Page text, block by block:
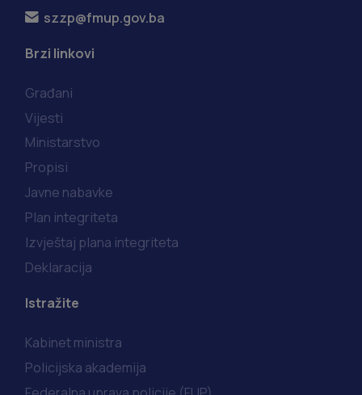
szzp@fmup.gov.ba
Brzi linkovi
Građani
Vijesti
Ministarstvo
Propisi
Javne nabavke
Plan integriteta
Izvještaj plana integriteta
Deklaracija
Istražite
Kabinet ministra
Policijska akademija